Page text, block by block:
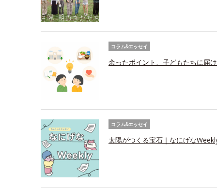
コラム&エッセイ
余ったポイント、子どもたちに届
コラム&エッセイ
太陽がつくる宝石｜なにげな